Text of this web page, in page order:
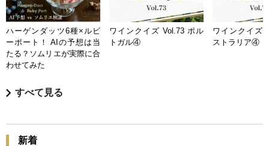
ハーゲンダッツ6種×ルビ
ーポート！ AIの予想は当
たる？ソムリエが実際に合
わせてみた
ワインクイズ Vol.73 ポル
トガル④
ワインクイズ
ストラリア④
すべて見る
新着